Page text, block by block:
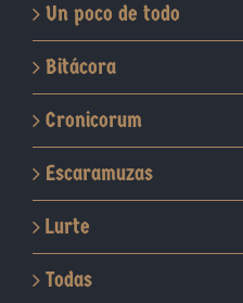
Un poco de todo
Bitácora
Cronicorum
Escaramuzas
Lurte
Todas